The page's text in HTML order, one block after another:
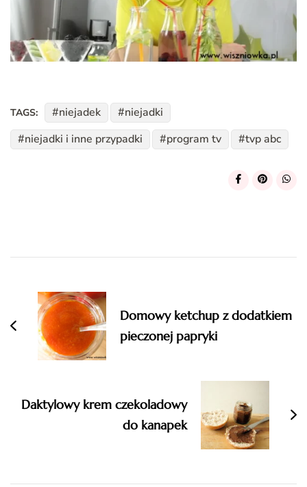
TAGS: niejadek
niejadki
niejadki i inne przypadki
program tv tvp abc
Navigation
Domowy ketchup z dodatkiem
pieczonej papryki
Daktylowy krem czekoladowy
do kanapek